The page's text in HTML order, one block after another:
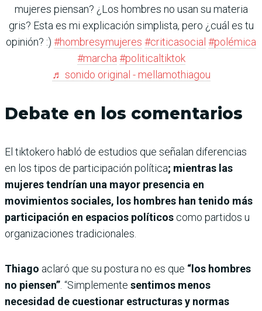
mujeres piensan? ¿Los hombres no usan su materia
gris? Esta es mi explicación simplista, pero ¿cuál es tu
opinión? :) #hombresymujeres #criticasocial #polémica
#marcha #politicaltiktok
♬ sonido original - mellamothiagou
Debate en los comentarios
El tiktokero habló de estudios que señalan diferencias
en los tipos de participación política; mientras las
mujeres tendrían una mayor presencia en
movimientos sociales, los hombres han tenido más
participación en espacios políticos como partidos u
organizaciones tradicionales.
Thiago aclaró que su postura no es que “los hombres
no piensen”. “Simplemente sentimos menos
necesidad de cuestionar estructuras y normas